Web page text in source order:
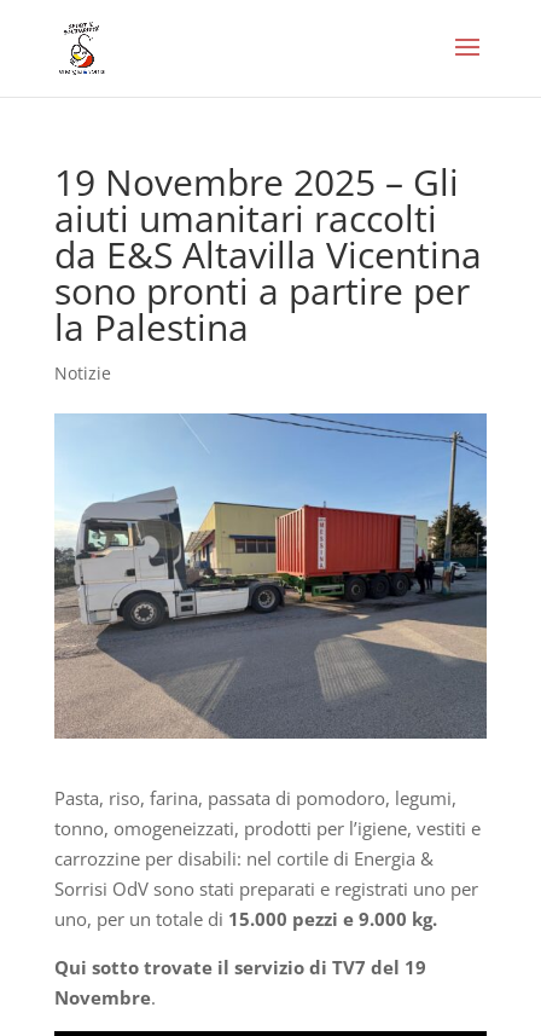
19 Novembre 2025 – Gli
aiuti umanitari raccolti
da E&S Altavilla Vicentina
sono pronti a partire per
la Palestina
Notizie
Pasta, riso, farina, passata di pomodoro, legumi,
tonno, omogeneizzati, prodotti per l’igiene, vestiti e
carrozzine per disabili: nel cortile di Energia &
Sorrisi OdV sono stati preparati e registrati uno per
uno, per un totale di 15.000 pezzi e 9.000 kg.
Qui sotto trovate il servizio di TV7 del 19
Novembre.